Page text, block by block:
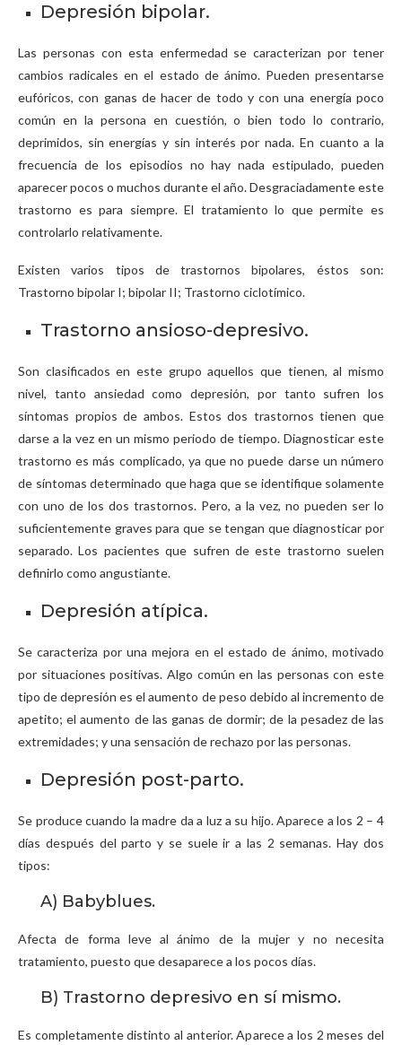
Depresión bipolar.
Las personas con esta enfermedad se caracterizan por tener
cambios radicales en el estado de ánimo. Pueden presentarse
eufóricos, con ganas de hacer de todo y con una energía poco
común en la persona en cuestión, o bien todo lo contrario,
deprimidos, sin energías y sin interés por nada. En cuanto a la
frecuencia de los episodios no hay nada estipulado, pueden
aparecer pocos o muchos durante el año. Desgraciadamente este
trastorno es para siempre. El tratamiento lo que permite es
controlarlo relativamente.
Existen varios tipos de trastornos bipolares, éstos son:
Trastorno bipolar I; bipolar II; Trastorno ciclotímico.
Trastorno ansioso-depresivo.
Son clasificados en este grupo aquellos que tienen, al mismo
nivel, tanto ansiedad como depresión, por tanto sufren los
síntomas propios de ambos. Estos dos trastornos tienen que
darse a la vez en un mismo periodo de tiempo. Diagnosticar este
trastorno es más complicado, ya que no puede darse un número
de síntomas determinado que haga que se identifique solamente
con uno de los dos trastornos. Pero, a la vez, no pueden ser lo
suficientemente graves para que se tengan que diagnosticar por
separado. Los pacientes que sufren de este trastorno suelen
definirlo como angustiante.
Depresión atípica.
Se caracteriza por una mejora en el estado de ánimo, motivado
por situaciones positivas. Algo común en las personas con este
tipo de depresión es el aumento de peso debido al incremento de
apetito; el aumento de las ganas de dormir; de la pesadez de las
extremidades; y una sensación de rechazo por las personas.
Depresión post-parto.
Se produce cuando la madre da a luz a su hijo. Aparece a los 2 – 4
días después del parto y se suele ir a las 2 semanas. Hay dos
tipos:
A) Babyblues.
Afecta de forma leve al ánimo de la mujer y no necesita
tratamiento, puesto que desaparece a los pocos días.
B) Trastorno depresivo en sí mismo.
Es completamente distinto al anterior. Aparece a los 2 meses del